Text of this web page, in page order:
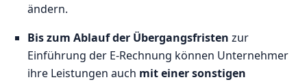
ändern.
Bis zum Ablauf der Übergangsfristen zur
Einführung der E-Rechnung können Unternehmer
ihre Leistungen auch mit einer sonstigen